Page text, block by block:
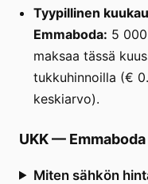
Tyypillinen
Emmaboda: 5
maksaa tässä
tukkuhinnoilla (€
keskiarvo).
UKK— Emmaboda
Miten sähkön